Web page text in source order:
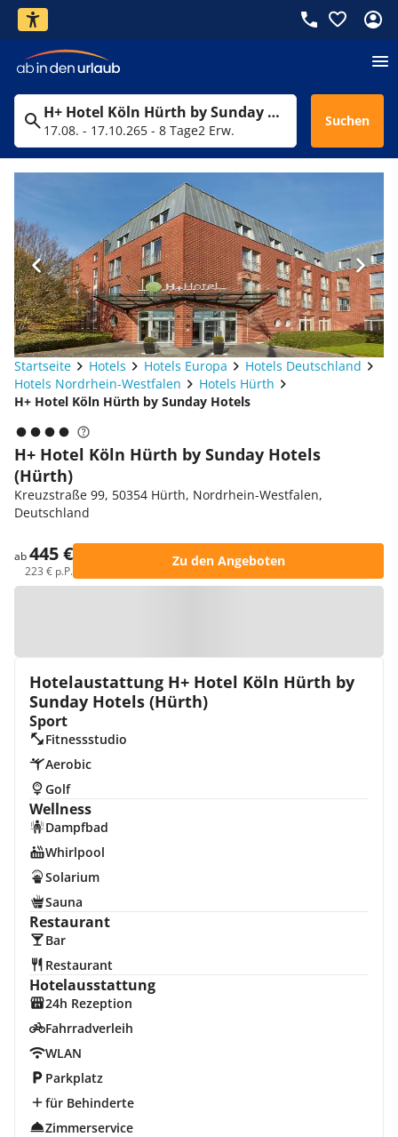
H+ Hotel Köln Hürth by Sunday Hotels
17.08. - 17.10.265 - 8 Tage2 Erw.
Suchen
Startseite Hotels Hotels Europa
Hotels Deutschland
Hotels Nordrhein-Westfalen
Hotels Hürth
H+ Hotel Köln Hürth by Sunday Hotels
H+ Hotel Köln Hürth by Sunday Hotels
(Hürth)
Kreuzstraße 99, 50354 Hürth, Nordrhein-Westfalen,
Deutschland
ab445 €
223 € p.P.
Zu den Angeboten
Hotelaustattung H+ Hotel Köln Hürth by
Sunday Hotels (Hürth)
Sport
Fitnessstudio
Aerobic
Golf
Wellness
Dampfbad
Whirlpool
Solarium
Sauna
Restaurant
Bar
Restaurant
Hotelausstattung
24h Rezeption
Fahrradverleih
WLAN
Parkplatz
für Behinderte
Zimmerservice